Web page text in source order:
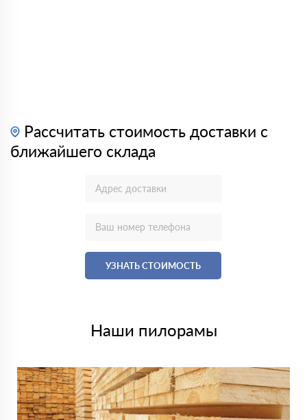
Рассчитать стоимость доставки с
ближайшего склада
УЗНАТЬ СТОИМОСТЬ
Наши пилорамы